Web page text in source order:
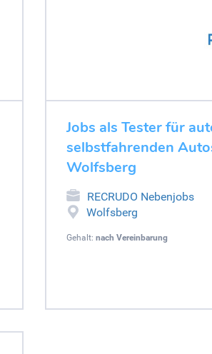
Jobs als Tester für
selbstfahrenden
Wolfsberg
RECRUDO Nebenjobs
Wolfsberg
Gehalt: nach Vereinbarung